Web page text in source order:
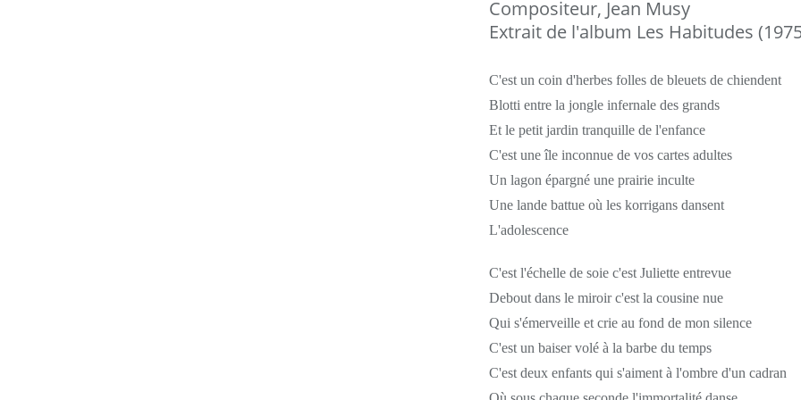
Compositeur, Jean Musy
Extrait de l'album Les Habitudes
C'est un coin d'herbes folles de bleuets de chiendent
Blotti entre la jongle infernale des grands
Et le petit jardin tranquille de l'enfance
C'est une île inconnue de vos cartes adultes
Un lagon épargné une prairie inculte
Une lande battue où les korrigans dansent
L'adolescence
C'est l'échelle de soie c'est Juliette entrevue
Debout dans le miroir c'est la cousine nue
Qui s'émerveille et crie au fond de mon silence
C'est un baiser volé à la barbe du temps
C'est deux enfants qui s'aiment à l'ombre d'un cadran